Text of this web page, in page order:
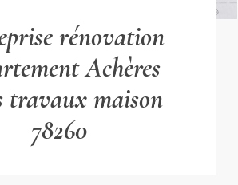
rénovation
Achères
travaux maison
78260